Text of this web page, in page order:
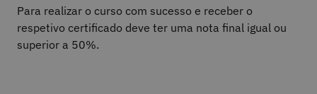
Para realizar o curso com sucesso e receber o
respetivo certificado deve ter uma nota final igual ou
superior a 50%.